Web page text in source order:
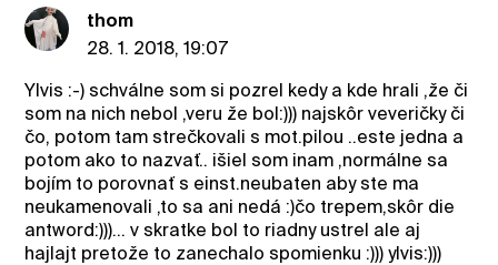
thom
28. 1. 2018, 19:07
Ylvis :-) schválne som si pozrel kedy a kde hrali ,že či
som na nich nebol ,veru že bol:))) najskôr veveričky či
čo, potom tam strečkovali s mot.pilou ..este jedna a
potom ako to nazvať.. išiel som inam ,normálne sa
bojím to porovnať s einst.neubaten aby ste ma
neukamenovali ,to sa ani nedá :)čo trepem,skôr die
antword:)))... v skratke bol to riadny ustrel ale aj
hajlajt pretože to zanechalo spomienku :))) ylvis:)))